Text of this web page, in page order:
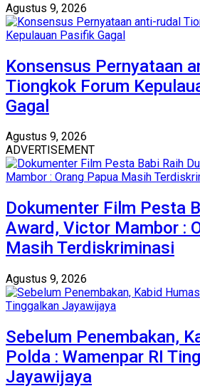
Agustus 9, 2026
Konsensus Pernyataan
Tiongkok Forum
Gagal
Agustus 9, 2026
ADVERTISEMENT
Dokumenter Film Pesta
Award, Victor Mambor :
Masih Terdiskriminasi
Agustus 9, 2026
Sebelum Penembakan,
Polda : Wamenpar RI
Jayawijaya